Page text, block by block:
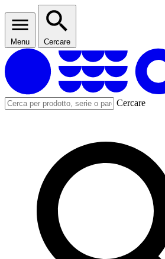
Menu Cercare
Cercare